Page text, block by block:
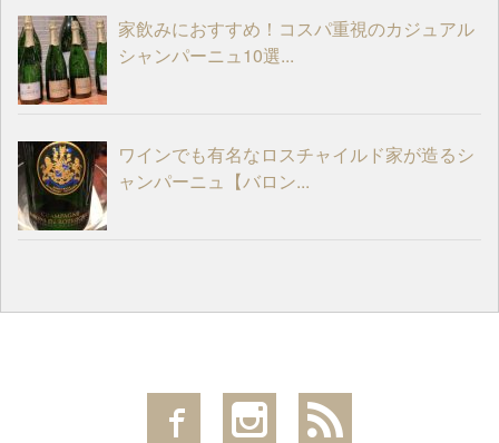
家飲みにおすすめ！コスパ重視のカジュアル
シャンパーニュ10選...
ワインでも有名なロスチャイルド家が造るシ
ャンパーニュ【バロン...